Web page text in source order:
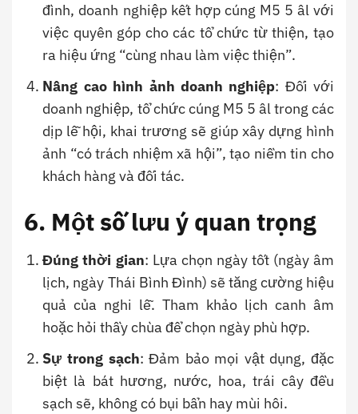
đình, doanh nghiệp kết hợp cúng M5 5 âl với
việc quyên góp cho các tổ chức từ thiện, tạo
ra hiệu ứng “cùng nhau làm việc thiện”.
Nâng cao hình ảnh doanh nghiệp: Đối với
doanh nghiệp, tổ chức cúng M5 5 âl trong các
dịp lễ hội, khai trương sẽ giúp xây dựng hình
ảnh “có trách nhiệm xã hội”, tạo niềm tin cho
khách hàng và đối tác.
6. Một số lưu ý quan trọng
Đúng thời gian: Lựa chọn ngày tốt (ngày âm
lịch, ngày Thái Bình Đình) sẽ tăng cường hiệu
quả của nghi lễ. Tham khảo lịch canh âm
hoặc hỏi thầy chùa để chọn ngày phù hợp.
Sự trong sạch: Đảm bảo mọi vật dụng, đặc
biệt là bát hương, nước, hoa, trái cây đều
sạch sẽ, không có bụi bẩn hay mùi hôi.